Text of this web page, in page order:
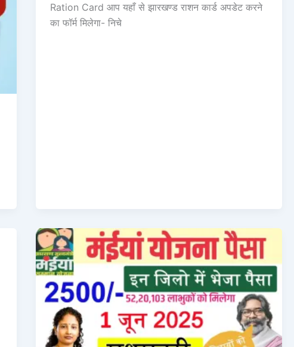
Ration Card आप यहाँ से झारखण्ड राशन कार्ड अपडेट करने
का फॉर्म मिलेगा- निचे